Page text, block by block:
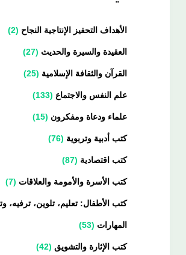
الأهداف التحفيز الإنتاجية النجاح 2
العقيدة والسيرة والحديث 27
القرآن والثقافة الإسلامية 25
علم النفس والاجتماع 133
علماء ودعاة ومفكرون 15
كتب أدبية وتربوية 76
كتب اقتصادية 87
كتب الأسرة والأمومة والعلاقات 7
كتب الأطفال: تعليم، تلوين، ترفيه،
المهارات 53
كتب الإثارة والتشويق 42